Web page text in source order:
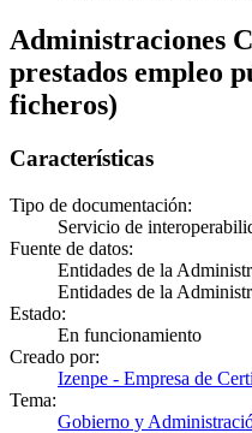
Administraciones
prestados empleo
ficheros)
Características
Tipo de documentación:
Servicio de
Fuente de datos:
Entidades de la
Entidades de la
Estado:
En funcionamiento
Creado por:
Izenpe - Empresa de
Tema:
Gobierno y